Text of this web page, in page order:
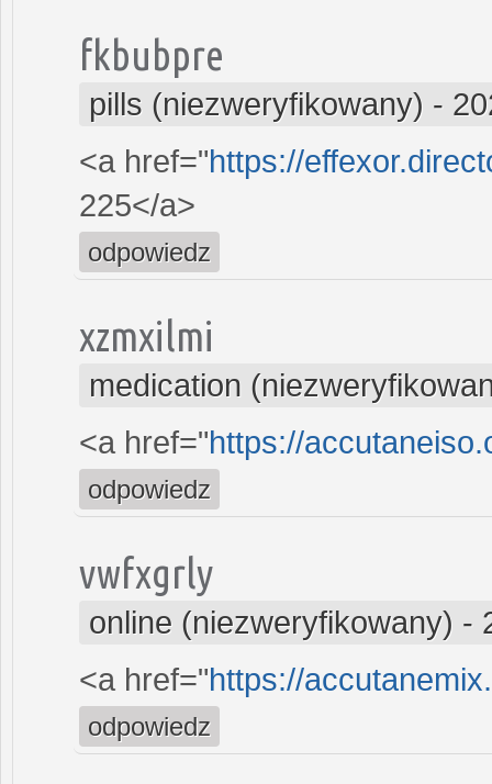
fkbubpre
pills (niezweryfikowany) -
<a href="https://
225</a>
odpowiedz
xzmxilmi
medication
<a href="https://
odpowiedz
vwfxgrly
online (niezweryfikowany) -
<a href="https://
odpowiedz